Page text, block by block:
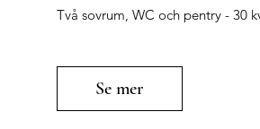
Två sovrum, WC och pentry - 30
Se mer